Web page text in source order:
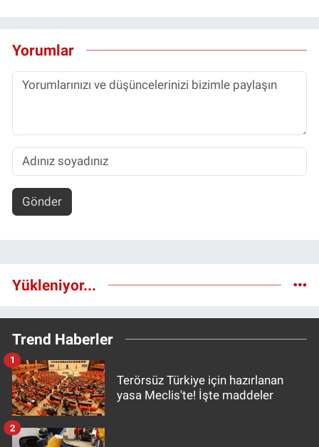
Yorumlar
Gönder
Yükleniyor...
Trend Haberler
Terörsüz Türkiye için hazırlanan
yasa Meclis'te! İşte maddeler
1
2